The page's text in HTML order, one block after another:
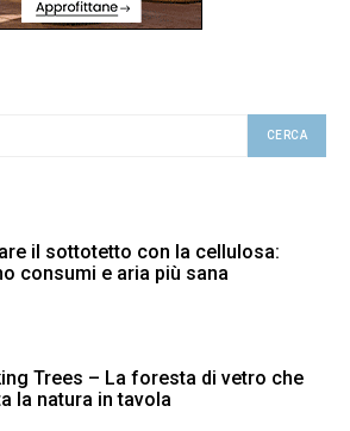
CERCA
il sottotetto con la cellulosa:
consumi e aria più sana
Trees – La foresta di vetro che
la natura in tavola